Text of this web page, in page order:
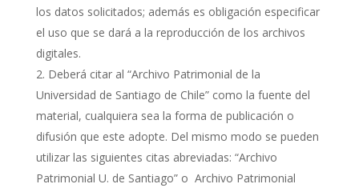
los datos solicitados; además es obligación especificar
el uso que se dará a la reproducción de los archivos
digitales.
Deberá citar al “Archivo Patrimonial de la
Universidad de Santiago de Chile” como la fuente del
material, cualquiera sea la forma de publicación o
difusión que este adopte. Del mismo modo se pueden
utilizar las siguientes citas abreviadas: “Archivo
Patrimonial U. de Santiago” o Archivo Patrimonial